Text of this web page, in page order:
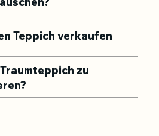
Teppich verkaufen
zu